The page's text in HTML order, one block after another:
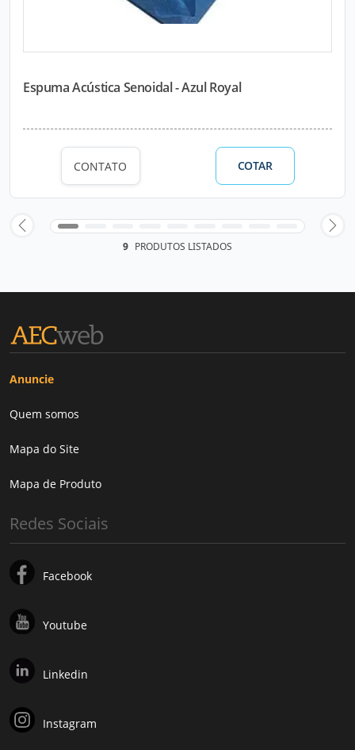
Espuma Acústica Senoidal - Azul Royal
CONTATO COTAR
9 PRODUTOS LISTADOS
Anuncie
Quem somos
Mapa do Site
Mapa de Produto
Redes Sociais
Facebook
Youtube
Linkedin
Instagram